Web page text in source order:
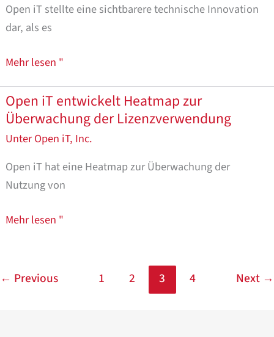
Open iT stellte eine sichtbarere technische Innovation
dar, als es
für
6
Mehr lesen "
Open iT entwickelt Heatmap zur
Überwachung der Lizenzverwendung
UnterOpen iT, Inc.
Open iT hat eine Heatmap zur Überwachung der
Nutzung von
Open
iT
entwickelt
zur
Überwachung
Lizenznutzung
Mehr lesen "
← Previous 1 2 3 4 Next →